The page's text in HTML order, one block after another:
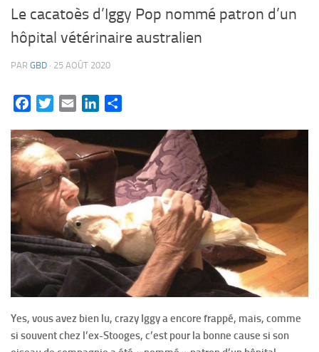
Le cacatoès d’Iggy Pop nommé patron d’un
hôpital vétérinaire australien
PAR GBD · 25 AOÛT 2020
FacebookTwitterEmail LinkedIn
Yes, vous avez bien lu, crazy Iggy a encore frappé, mais, comme
si souvent chez l’ex-Stooges, c’est pour la bonne cause si son